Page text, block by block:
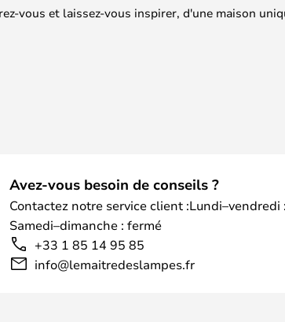
vous et laissez-vous inspirer, d'une maison
Avez-vous besoin de conseils ?
Contactez notre service client
Samedi–dimanche : fermé
+33 1 85 14 95 85
info@lemaitredeslampes.fr